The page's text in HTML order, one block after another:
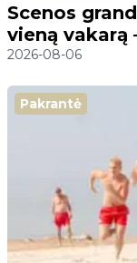
Scenos
vieną vakarą
2026-08-06
Pakrantė